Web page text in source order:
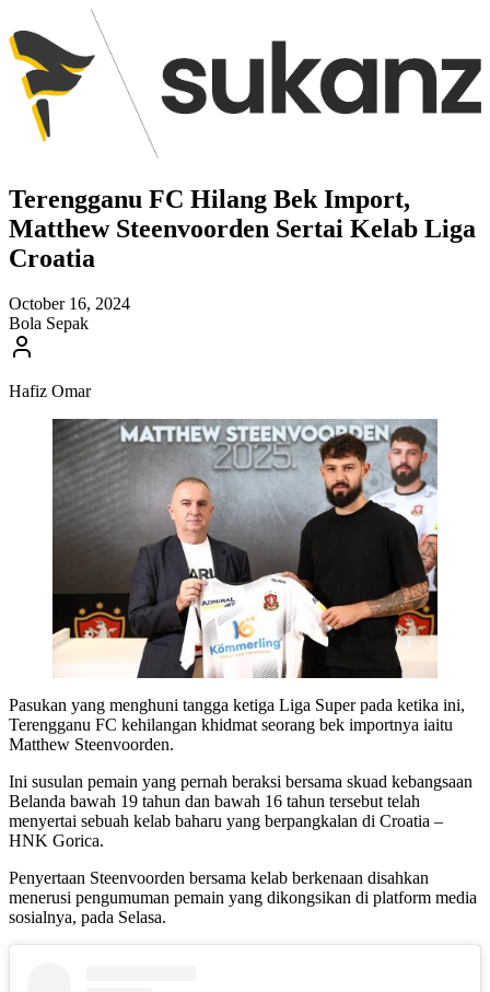
Terengganu FC Hilang Bek Import,
Matthew Steenvoorden Sertai Kelab Liga
Croatia
October 16, 2024
Bola Sepak
Hafiz Omar
Pasukan yang menghuni tangga ketiga Liga Super pada ketika ini,
Terengganu FC kehilangan khidmat seorang bek importnya iaitu
Matthew Steenvoorden.
Ini susulan pemain yang pernah beraksi bersama skuad kebangsaan
Belanda bawah 19 tahun dan bawah 16 tahun tersebut telah
menyertai sebuah kelab baharu yang berpangkalan di Croatia –
HNK Gorica.
Penyertaan Steenvoorden bersama kelab berkenaan disahkan
menerusi pengumuman pemain yang dikongsikan di platform media
sosialnya, pada Selasa.